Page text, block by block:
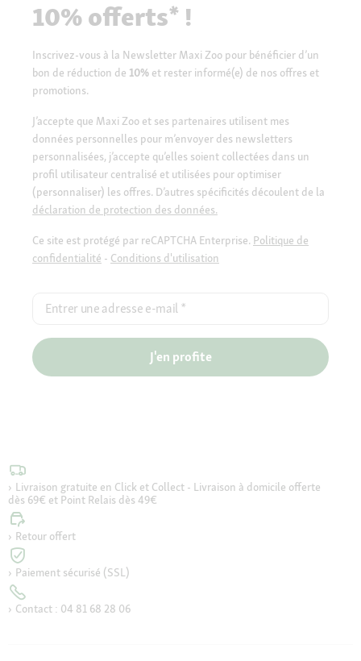
10% offerts* !
Inscrivez-vous à la Newsletter Maxi Zoo pour bénéficier d’un
bon de réduction de 10% et rester informé(e) de nos offres et
promotions.
J’accepte que Maxi Zoo et ses partenaires utilisent mes
données personnelles pour m’envoyer des newsletters
personnalisées, j’accepte qu’elles soient collectées dans un
profil utilisateur centralisé et utilisées pour optimiser
(personnaliser) les offres. D’autres spécificités découlent de la
déclaration de protection des données.
Ce site est protégé par reCAPTCHA Enterprise. Politique de
confidentialité - Conditions d'utilisation
Entrer une adresse e-mail *
J'en profite
Livraison gratuite en Click et Collect - Livraison à domicile offerte
dès 69€ et Point Relais dès 49€
Retour offert
Paiement sécurisé (SSL)
Contact : 04 81 68 28 06